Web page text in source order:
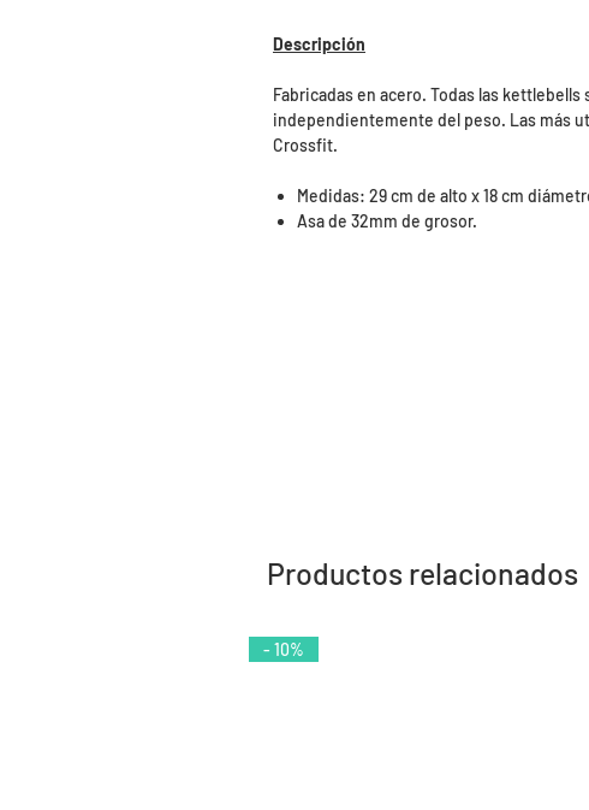
Descripción
Fabricadas en acero. Todas las
independientemente del peso. Las más
Crossfit.
Medidas: 29 cm de alto x 18 cm
Asa de 32mm de grosor.
Productos relacionados
- 10%